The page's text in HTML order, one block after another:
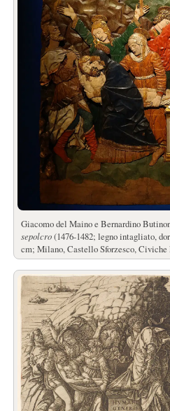
Giacomo del Maino e Bernardino
sepolcro(1476-1482; legno intagliato,
cm; Milano, Castello Sforzesco,